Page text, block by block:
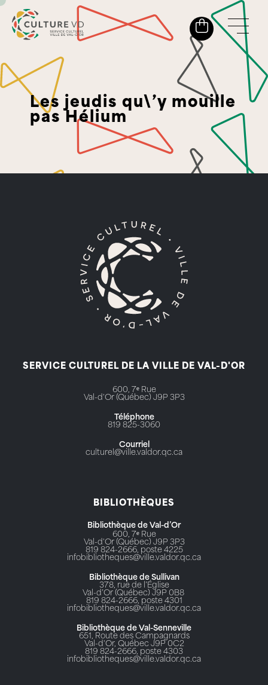
Les jeudis qu\’y mouille
pas Hélium
SERVICE CULTUREL DE LA VILLE DE VAL-D'OR
600, 7ᵉ Rue
Val-d'Or (Québec) J9P 3P3
Téléphone
819 825-3060
Courriel
culturel@ville.valdor.qc.ca
BIBLIOTHÈQUES
Bibliothèque de Val-d’Or
600, 7ᵉ Rue
Val-d'Or (Québec) J9P 3P3
819 824-2666, poste 4225
infobibliotheques@ville.valdor.qc.ca
Bibliothèque de Sullivan
378, rue de l’Église
Val-d’Or (Québec) J9P 0B8
819 824-2666, poste 4301
infobibliotheques@ville.valdor.qc.ca
Bibliothèque de Val-Senneville
651, Route des Campagnards
Val-d'Or, Québec J9P 0C2
819 824-2666, poste 4303
infobibliotheques@ville.valdor.qc.ca